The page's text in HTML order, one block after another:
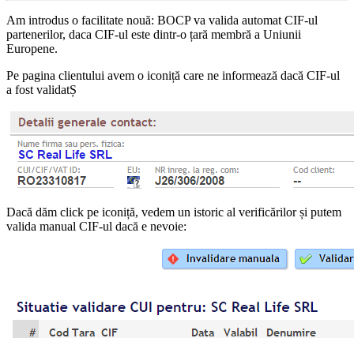
Am introdus o facilitate nouă: BOCP va valida automat CIF-ul
partenerilor, daca CIF-ul este dintr-o țară membră a Uniunii
Europene.
Pe pagina clientului avem o iconiță care ne informează dacă CIF-ul
a fost validatȘ
Dacă dăm click pe iconiță, vedem un istoric al verificărilor și putem
valida manual CIF-ul dacă e nevoie: